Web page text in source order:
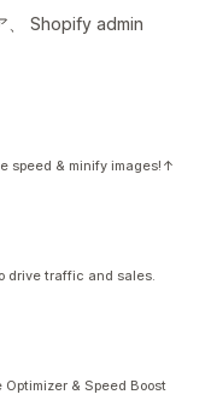
、 Shopify admin
speed & minify images!↑
drive traffic and sales.
Optimizer & Speed Boost